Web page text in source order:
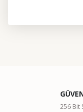
Ürün256 Bit